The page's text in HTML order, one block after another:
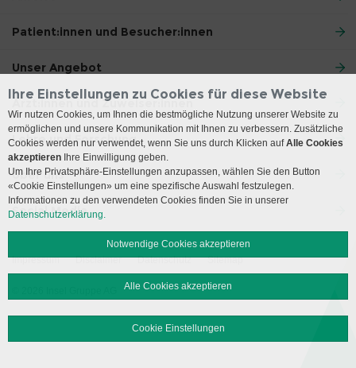
Patient:innen und Besucher:innen
Unser Angebot
Ärzt:innen und Zuweiser:innen
Lehre und Forschung
Über uns
Social Media
Impressum Disclaimer Datenschutz Sitemap
Ihre Einstellungen zu Cookies für diese Website
Wir nutzen Cookies, um Ihnen die bestmögliche Nutzung unserer Website zu
ermöglichen und unsere Kommunikation mit Ihnen zu verbessern. Zusätzliche
Cookies werden nur verwendet, wenn Sie uns durch Klicken aufAlle Cookies
akzeptieren Ihre Einwilligung geben.
Um Ihre Privatsphäre-Einstellungen anzupassen, wählen Sie den Button
«Cookie Einstellungen» um eine spezifische Auswahl festzulegen.
Informationen zu den verwendeten Cookies finden Sie in unserer
Datenschutzerklärung.
Notwendige Cookies akzeptieren
Alle Cookies akzeptieren
Cookie Einstellungen